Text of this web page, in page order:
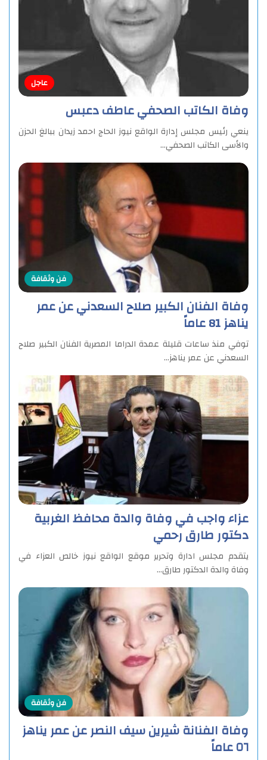
عاجل
وفاة الكاتب الصحفي عاطف دعبس
ينعي رئيس مجلس إدارة الواقع نيوز الحاج احمد زيدان ببالغ الحزن
والأسى الكاتب الصحفي…
فن وثقافة
وفاة الفنان الكبير صلاح السعدني عن عمر
يناهز 81 عاماً
توفي منذ ساعات قليلة عمدة الدراما المصرية الفنان الكبير صلاح
السعدني عن عمر يناهز…
عزاء واجب في وفاة والدة محافظ الغربية
دكتور طارق رحمي
يتقدم مجلس ادارة وتحرير موقع الواقع نيوز خالص العزاء في
وفاة والدة الدكتور طارق…
فن وثقافة
وفاة الفنانة شيرين سيف النصر عن عمر يناهز
٥٦ عاماً